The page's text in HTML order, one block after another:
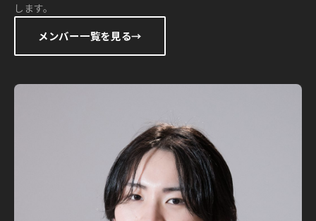
します。
メンバー一覧を見る